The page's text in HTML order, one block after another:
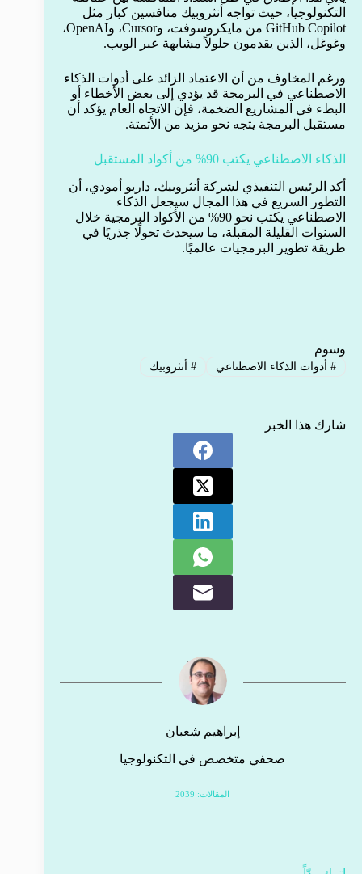
التكنولوجيا، حيث تواجه أنثروبيك منافسين كبار مثل
GitHub Copilot من مايكروسوفت، وCursor، وOpenAI،
وغوغل، الذين يقدمون حلولاً مشابهة عبر الويب.
ورغم المخاوف من أن الاعتماد الزائد على أدوات الذكاء
الاصطناعي في البرمجة قد يؤدي إلى بعض الأخطاء أو
البطء في المشاريع الضخمة، فإن الاتجاه العام يؤكد أن
مستقبل البرمجة يتجه نحو مزيد من الأتمتة.
الذكاء الاصطناعي يكتب 90% من أكواد المستقبل
أكد الرئيس التنفيذي لشركة أنثروبيك، داريو أمودي، أن
التطور السريع في هذا المجال سيجعل الذكاء
الاصطناعي يكتب نحو 90% من الأكواد البرمجية خلال
السنوات القليلة المقبلة، ما سيحدث تحولًا جذريًا في
طريقة تطوير البرمجيات عالميًا.
وسوم
#أدوات الذكاء الاصطناعي #أنثروبيك
شارك هذا الخبر
إبراهيم شعبان
صحفي متخصص في التكنولوجيا
المقالات: 2039